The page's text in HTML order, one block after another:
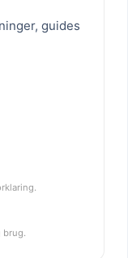
guides
brug.